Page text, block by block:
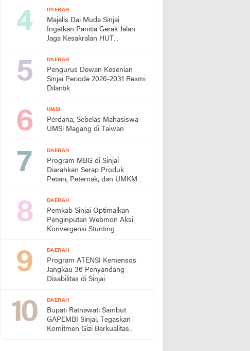
DAERAH
Majelis Dai Muda Sinjai
Ingatkan Panitia Gerak Jalan
Jaga Kesakralan HUT
DAERAH
Pengurus Dewan Kesenian
Sinjai Periode 2026-2031 Resmi
Dilantik
UMSI
Perdana, Sebelas Mahasiswa
UMSi Magang di Taiwan
DAERAH
Program MBG di Sinjai
Diarahkan Serap Produk
Petani, Peternak, dan UMKM
DAERAH
Pemkab Sinjai Optimalkan
Penginputan Webmon Aksi
Konvergensi Stunting
DAERAH
Program ATENSI Kemensos
Jangkau 36 Penyandang
Disabilitas di Sinjai
DAERAH
Bupati Ratnawati Sambut
GAPEMBI Sinjai, Tegaskan
Komitmen Gizi Berkualitas